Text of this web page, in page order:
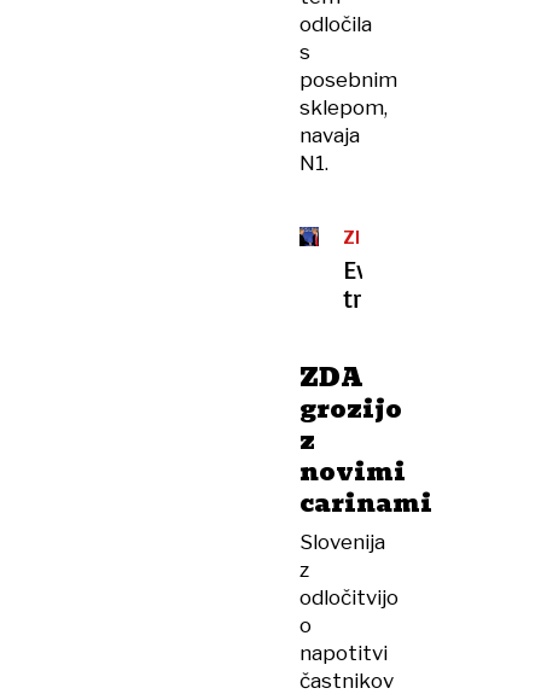
odločila
s
posebnim
sklepom,
navaja
N1.
ZLEPA
ALI
ZGRDA
Evropska
trilema
ZDA
grozijo
z
novimi
carinami
Slovenija
z
odločitvijo
o
napotitvi
častnikov